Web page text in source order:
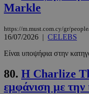
Markle
https://m.must.com.cy/gr/
16/07/2026 | CELEBS
Είναι υποψήφια στην
80. Η Charlize
εμφάνιση με
σύνδεση χρήστη
Ο ιστότοπος δεν
χωρίς τα